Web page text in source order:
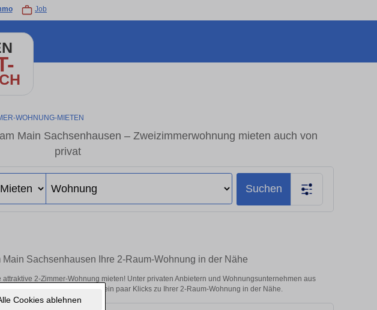
Cookies ablehnen
Job
WOHNUNG-MIETEN
Main Sachsenhausen – Zweizimmerwohnung mieten auch von
privat
Suchen
Main Sachsenhausen Ihre 2-Raum-Wohnung in der Nähe
2-Zimmer-Wohnung mieten! Unter privaten Anbietern und Wohnungsunternehmen aus
Zweizimmerwohnung. Mit ein paar Klicks zu Ihrer 2-Raum-Wohnung in der Nähe.